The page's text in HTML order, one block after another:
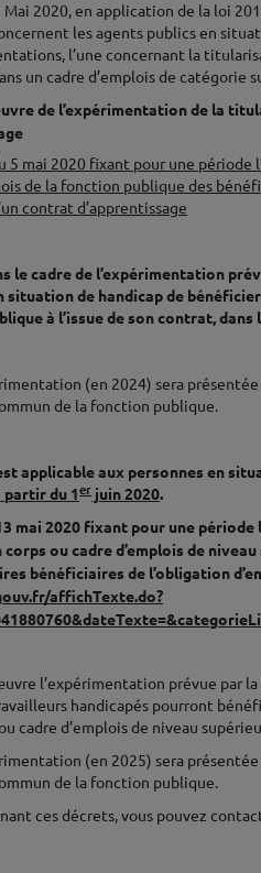
2020, en application de la loi
les agents publics en
l’une concernant la
un cadre d’emplois de catégorie
de l’expérimentation de la
5 mai 2020 fixant pour une
de la fonction publique des
contrat d’apprentissage
le cadre de l’expérimentation
de handicap de
à l’issue de son contrat,
(en 2024) sera
de la fonction publique.
applicable aux personnes en
partir du 1er juin 2020.
mai 2020 fixant pour une
ou cadre d’emplois de
bénéficiaires de l’obligation
affichTexte.do?
l’expérimentation prévue par la
handicapés pourront
cadre d’emplois de niveau
(en 2025) sera
de la fonction publique.
ces décrets, vous pouvez